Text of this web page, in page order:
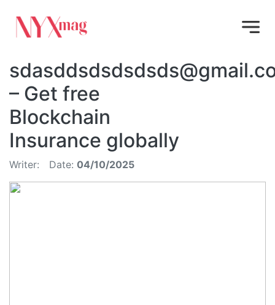
– Get free
Blockchain
Insurance globally
Writer: Date: 04/10/2025